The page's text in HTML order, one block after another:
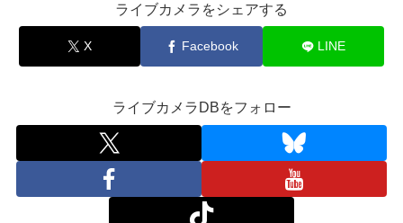
ライブカメラをシェアする
X Facebook LINE
ライブカメラDBをフォロー